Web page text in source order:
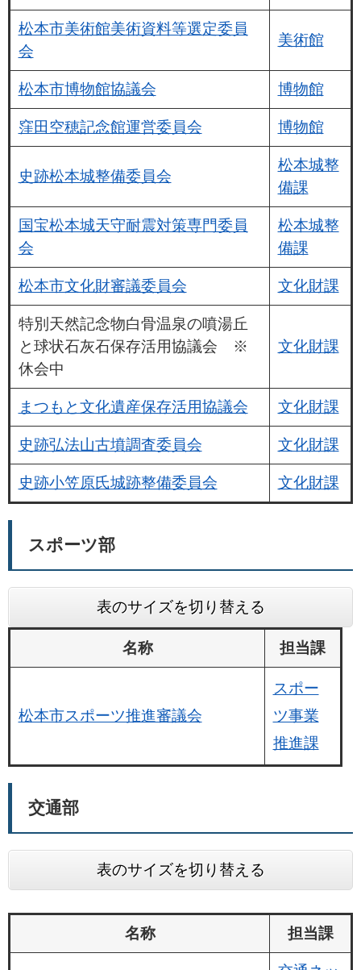
松本市美術館美術資料等選定委員
会
美術館
松本市博物館協議会 博物館
窪田空穂記念館運営委員会 博物館
史跡松本城整備委員会
松本城整
備課
国宝松本城天守耐震対策専門委員
会
松本城整
備課
松本市文化財審議委員会 文化財課
特別天然記念物白骨温泉の噴湯丘
と球状石灰石保存活用協議会 ※
休会中
文化財課
まつもと文化遺産保存活用協議会 文化財課
史跡弘法山古墳調査委員会 文化財課
史跡小笠原氏城跡整備委員会 文化財課
スポーツ部
表のサイズを切り替える
名称 担当課
松本市スポーツ推進審議会
スポー
ツ事業
推進課
交通部
表のサイズを切り替える
名称 担当課